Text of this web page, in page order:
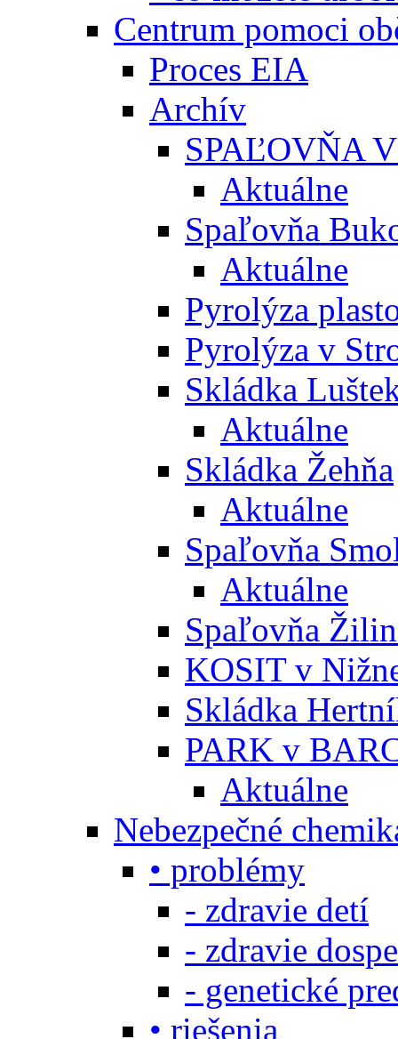
Centrum pomoci
Proces EIA
Archív
SPAĽOVŇA
Aktuálne
Spaľovňa
Aktuálne
Pyrolýza
Pyrolýza v
Skládka
Aktuálne
Skládka Žehňa
Aktuálne
Spaľovňa
Aktuálne
Spaľovňa
KOSIT v
Skládka
PARK v
Aktuálne
Nebezpečné
• problémy
- zdravie detí
- zdravie
- genetické
• riešenia